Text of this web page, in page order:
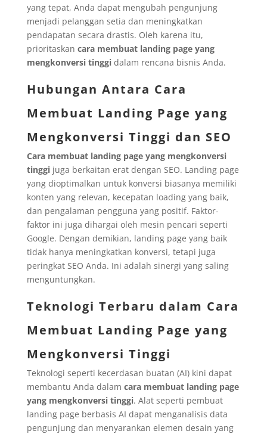
yang tepat, Anda dapat mengubah pengunjung
menjadi pelanggan setia dan meningkatkan
pendapatan secara drastis. Oleh karena itu,
prioritaskan cara membuat landing page yang
mengkonversi tinggidalam rencana bisnis Anda.
Hubungan Antara Cara
Membuat Landing Page yang
Mengkonversi Tinggi dan SEO
Cara membuat landing page yang mengkonversi
tinggijuga berkaitan erat dengan SEO. Landing page
yang dioptimalkan untuk konversi biasanya memiliki
konten yang relevan, kecepatan loading yang baik,
dan pengalaman pengguna yang positif. Faktor-
faktor ini juga dihargai oleh mesin pencari seperti
Google. Dengan demikian, landing page yang baik
tidak hanya meningkatkan konversi, tetapi juga
peringkat SEO Anda. Ini adalah sinergi yang saling
menguntungkan.
Teknologi Terbaru dalam Cara
Membuat Landing Page yang
Mengkonversi Tinggi
Teknologi seperti kecerdasan buatan (AI) kini dapat
membantu Anda dalam cara membuat landing page
yang mengkonversi tinggi. Alat seperti pembuat
landing page berbasis AI dapat menganalisis data
pengunjung dan menyarankan elemen desain yang